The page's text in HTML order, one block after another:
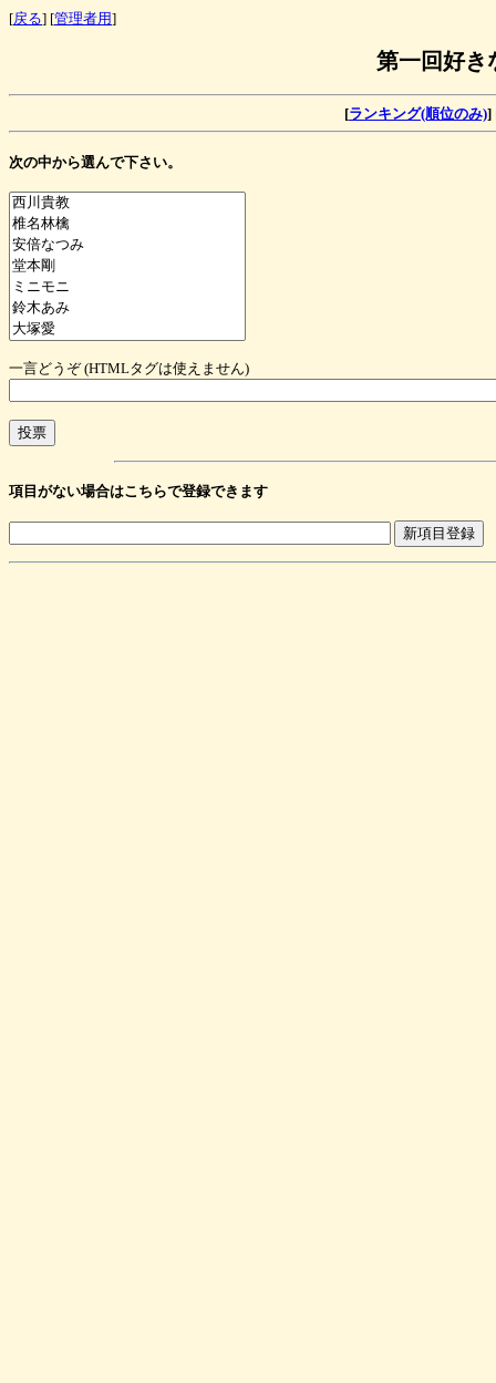
[戻る] [管理者用]
第一回好き
[ランキング(順位のみ)]
次の中から選んで下さい。
一言どうぞ (HTMLタグは使えません)
項目がない場合はこちらで登録できます